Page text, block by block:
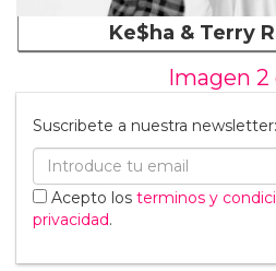
Ke$ha & Terry
Imagen 2
Suscribete a nuestra newsletter:
Acepto los terminos y
privacidad.